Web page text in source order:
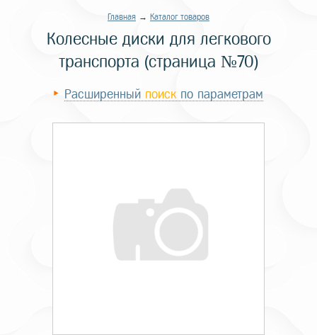
Главная → Каталог товаров
Колесные диски для легкового
транспорта (страница №70)
Расширенный поиск по параметрам